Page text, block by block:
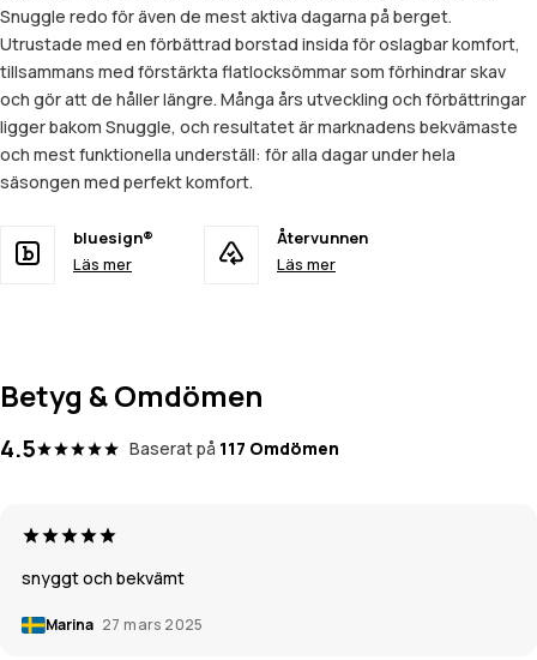
Snuggle redo för även de mest aktiva dagarna på berget.
Utrustade med en förbättrad borstad insida för oslagbar komfort,
tillsammans med förstärkta flatlocksömmar som förhindrar skav
och gör att de håller längre. Många års utveckling och förbättringar
ligger bakom Snuggle, och resultatet är marknadens bekvämaste
och mest funktionella underställ: för alla dagar under hela
säsongen med perfekt komfort.
bluesign®
Läs mer
Återvunnen
Läs mer
Betyg & Omdömen
4.5 Baserat på 117 Omdömen
snyggt och bekvämt
Marina 27 mars 2025